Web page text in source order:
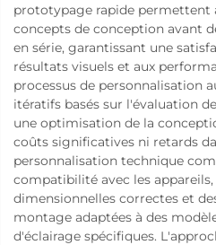
prototypage rapide permettent
concepts de conception avant
en série, garantissant une
résultats visuels et aux
processus de personnalisation
itératifs basés sur l'évaluation
une optimisation de la
coûts significatives ni retards
personnalisation technique
compatibilité avec les
dimensionnelles correctes et
montage adaptées à des
d'éclairage spécifiques.